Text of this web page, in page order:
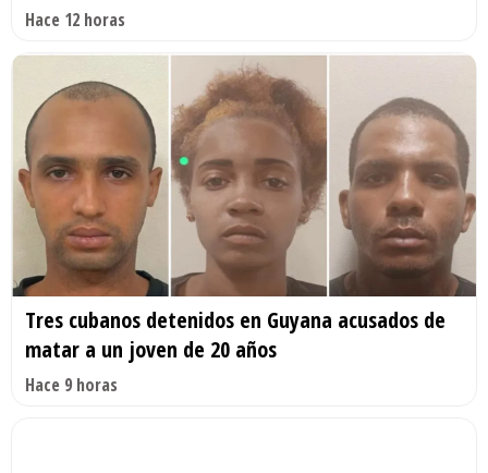
Hace 12 horas
Tres cubanos detenidos en Guyana acusados de
matar a un joven de 20 años
Hace 9 horas